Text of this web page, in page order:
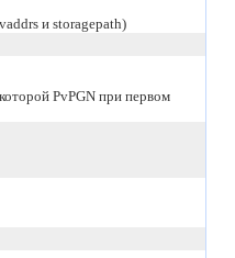
и storagepath)
PvPGN при первом